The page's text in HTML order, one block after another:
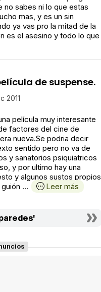
no sabes ni lo que estas
mas, y es un sin
ya vas pro la mitad de la
es el asesino y todo lo que
de suspense.
2011
película muy interesante
factores del cine de
nueva.Se podria decir
sentido pero no va de
y sanatorios psiquiatricos
y por ultimo hay una
y algunos sustos propios
...
Leer más